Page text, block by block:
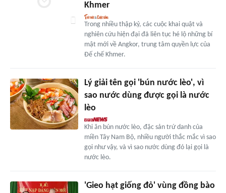
Khmer
Trong nhiều thập kỷ, các cuộc khai quật và
nghiên cứu hiện đại đã liên tục hé lộ những bí
mật mới về Angkor, trung tâm quyền lực của
Đế chế Khmer.
Lý giải tên gọi 'bún nước lèo', vì
sao nước dùng được gọi là nước
lèo
Khi ăn bún nước lèo, đặc sản trứ danh của
miền Tây Nam Bộ, nhiều người thắc mắc vì sao
gọi như vậy, và vì sao nước dùng đó lại gọi là
nước lèo.
'Gieo hạt giống đỏ' vùng đồng bào